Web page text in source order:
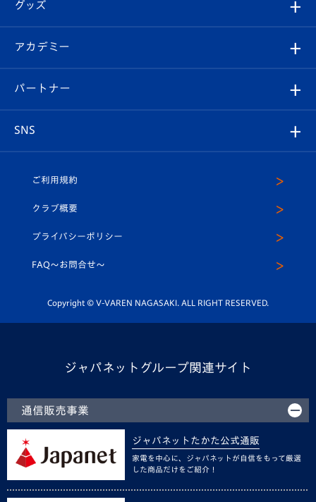
チケット
イベント
メディア
ホームタウン
スタッフプロフィール
マスコット紹介
平和祈念活動
ホームタウン活動
Revive Team
ヴィヴィくんの長崎おもてなしガイド
フォトギャラリー
スタジアムグルメ
V-LOVERS（ファンクラブ）
プレイヤーズスイート
グッズ
オンラインショップ
店舗情報
アカデミー
育成からのお知らせ
U-18
スクール
パートナー
SNS
ヴィヴィくんインスタグラム
公式LINE＠
ご利用規約
クラブ概要
プライバシーポリシー
FAQ〜お問合せ〜
Copyright © V-VAREN NAGASAKI. ALL RIGHT RESERVED.
ジャパネットグループ関連サイト
通信販売事業
ジャパネットたかた公式通販
家電を中心に、ジャパネットが自信をもって厳選
した商品だけをご紹介！